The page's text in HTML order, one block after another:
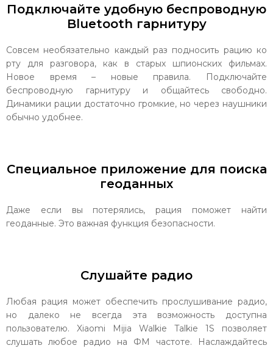
Подключайте удобную беспроводную
Bluetooth гарнитуру
Совсем необязательно каждый раз подносить рацию ко
рту для разговора, как в старых шпионских фильмах.
Новое время – новые правила. Подключайте
беспроводную гарнитуру и общайтесь свободно.
Динамики рации достаточно громкие, но через наушники
обычно удобнее.
Специальное приложение для поиска
геоданных
Даже если вы потерялись, рация поможет найти
геоданные. Это важная функция безопасности.
Слушайте радио
Любая рация может обеспечить прослушивание радио,
но далеко не всегда эта возможность доступна
пользователю. Xiaomi Mijia Walkie Talkie 1S позволяет
слушать любое радио на ФМ частоте. Наслаждайтесь